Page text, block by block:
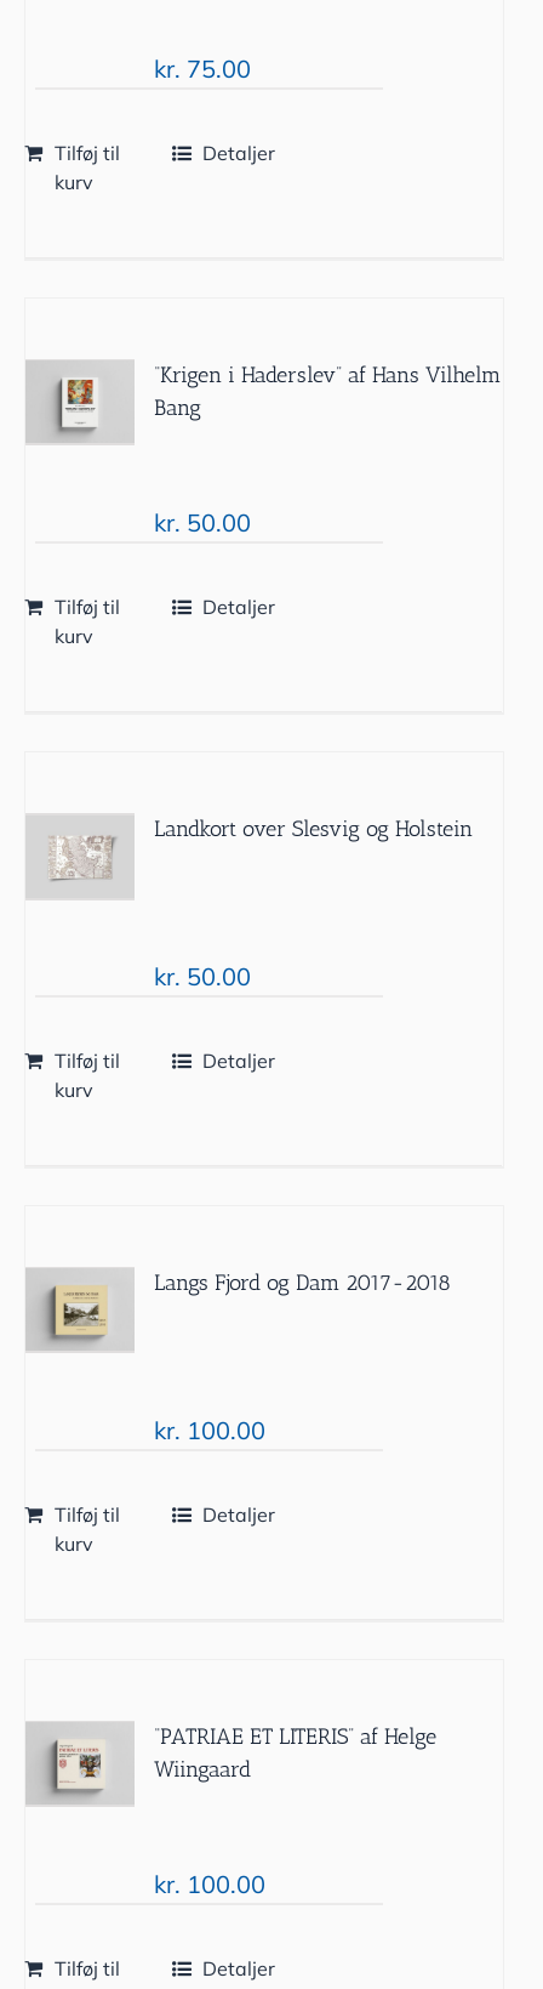
kr. 75.00
Tilføj til
kurv
Detaljer
“Krigen i Haderslev” af Hans Vilhelm
Bang
kr. 50.00
Tilføj til
kurv
Detaljer
Landkort over Slesvig og Holstein
kr. 50.00
Tilføj til
kurv
Detaljer
Langs Fjord og Dam 2017-2018
kr. 100.00
Tilføj til
kurv
Detaljer
“PATRIAE ET LITERIS” af Helge
Wiingaard
kr. 100.00
Tilføj til
Detaljer